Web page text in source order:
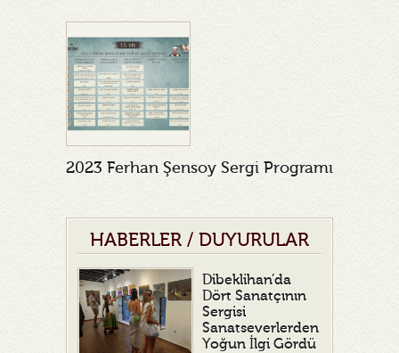
2023 Ferhan Şensoy Sergi Programı
HABERLER / DUYURULAR
Dibeklihan’da
Dört Sanatçının
Sergisi
Sanatseverlerden
Yoğun İlgi Gördü